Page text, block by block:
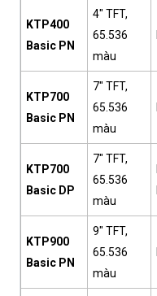
KTP400
Basic PN
4" TFT,
65.536
màu
KTP700
Basic PN
7" TFT,
65.536
màu
KTP700
Basic DP
7" TFT,
65.536
màu
KTP900
Basic PN
9" TFT,
65.536
màu